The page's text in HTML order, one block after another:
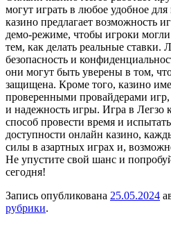
могут играть в любое удобное
казино предлагает возможность
демо-режиме, чтобы игроки могли
тем, как делать реальные ставки.
безопасность и
они могут быть уверены в том,
защищена. Кроме того, казино
проверенными провайдерами игр,
и надежность игры. Игра в Легзо
способ провести время и
доступности онлайн казино,
силы в азартных играх и,
Не упустите свой шанс и
сегодня!
Запись опубликована 25.05.2024
рубрики.